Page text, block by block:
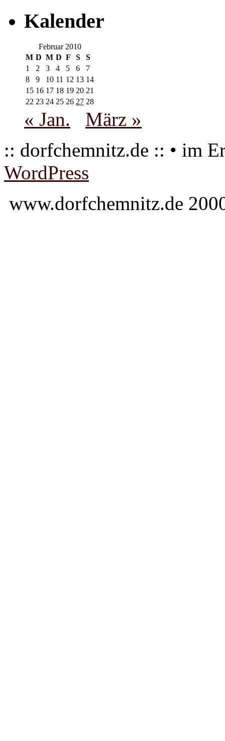
Kalender
Februar 2010
M D M D F S
S
1
2 3 4 5 6
7
8
9 10 11 12 13 14
15 16 17 18 19 20 21
22 23 24 25 26 27 28
« Jan.
März »
:: dorfchemnitz.de :: • im
WordPress
www.dorfchemnitz.de